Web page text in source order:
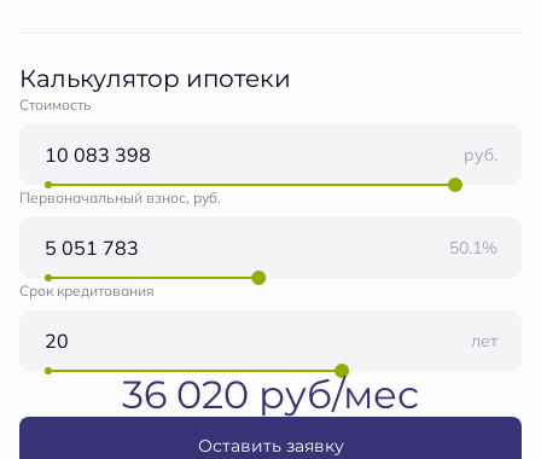
Калькулятор ипотеки
Стоимость
руб.
Первоначальный взнос, руб.
50.1%
Срок кредитования
лет
36 020 руб/мес
Оставить заявку